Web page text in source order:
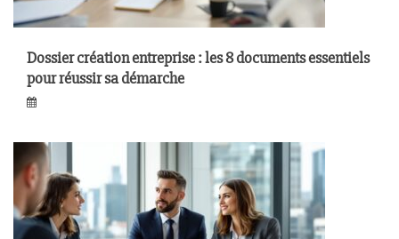
Dossier création entreprise : les 8 documents essentiels
pour réussir sa démarche